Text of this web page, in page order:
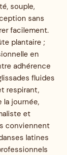
souple,
sans
facilement.
plantaire ;
en
adhérence
fluides
respirant,
la journée,
et
conviennent
latines